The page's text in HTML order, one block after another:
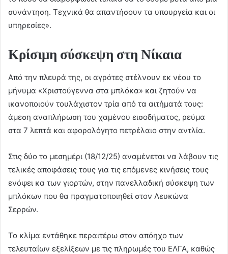
συνάντηση. Τεχνικά θα απαντήσουν τα υπουργεία και οι
υπηρεσίες».
Κρίσιμη σύσκεψη στη Νίκαια
Από την πλευρά της, οι αγρότες στέλνουν εκ νέου το
μήνυμα «Χριστούγεννα στα μπλόκα» και ζητούν να
ικανοποιούν τουλάχιστον τρία από τα αιτήματά τους:
άμεση αναπλήρωση του χαμένου εισοδήματος, ρεύμα
στα 7 λεπτά και αφορολόγητο πετρέλαιο στην αντλία.
Στις δύο το μεσημέρι (18/12/25) αναμένεται να λάβουν τις
τελικές αποφάσεις τους για τις επόμενες κινήσεις τους
ενόψει κα των γιορτών, στην πανελλαδική σύσκεψη των
μπλόκων που θα πραγματοποιηθεί στον Λευκώνα
Σερρών.
Το κλίμα εντάθηκε περαιτέρω στον απόηχο των
τελευταίων εξελίξεων με τις πληρωμές του ΕΛΓΑ, καθώς